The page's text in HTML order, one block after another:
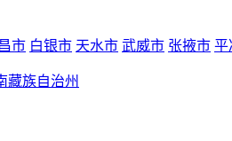
市 白银市 天水市 武威市 张掖市 平
藏族自治州